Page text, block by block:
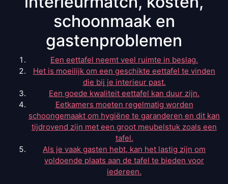
schoonmaak en
gastenproblemen
Een eettafel neemt veel ruimte in beslag.
Het is moeilijk om een geschikte eettafel te vinden
die bij je interieur past.
Een goede kwaliteit eettafel kan duur zijn.
Eetkamers moeten regelmatig worden
schoongemaakt om hygiëne te garanderen en dit kan
tijdrovend zijn met een groot meubelstuk zoals een
tafel.
Als je vaak gasten hebt, kan het lastig zijn om
voldoende plaats aan de tafel te bieden voor
iedereen.